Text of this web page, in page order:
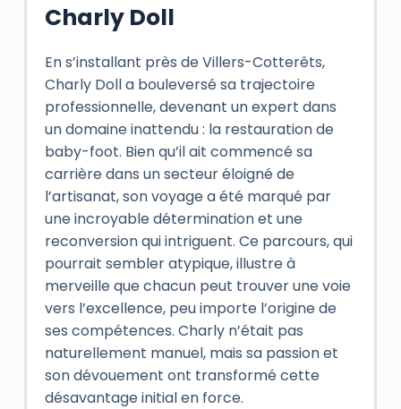
Charly Doll
En s’installant près de Villers-Cotterêts,
Charly Doll a bouleversé sa trajectoire
professionnelle, devenant un expert dans
un domaine inattendu : la restauration de
baby-foot. Bien qu’il ait commencé sa
carrière dans un secteur éloigné de
l’artisanat, son voyage a été marqué par
une incroyable détermination et une
reconversion qui intriguent. Ce parcours, qui
pourrait sembler atypique, illustre à
merveille que chacun peut trouver une voie
vers l’excellence, peu importe l’origine de
ses compétences. Charly n’était pas
naturellement manuel, mais sa passion et
son dévouement ont transformé cette
désavantage initial en force.